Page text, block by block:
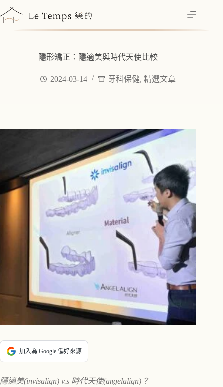
至
主
隱形矯正：隱適美與時代天使比較
2024-03-14 牙科保健,精選文章
加入為 Google 偏好來源
隱適美(invisalign) v.s 時代天使(angelalign)？